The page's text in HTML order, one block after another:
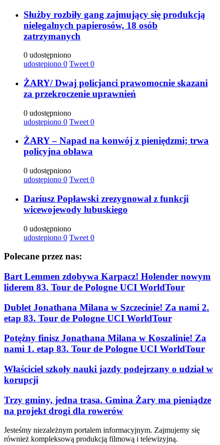
Służby rozbiły gang zajmujący się produkcją
nielegalnych papierosów, 18 osób
zatrzymanych
0 udostępniono
udostępiono 0 Tweet 0
ŻARY/ Dwaj policjanci prawomocnie skazani
za przekroczenie uprawnień
0 udostępniono
udostępiono 0 Tweet 0
ŻARY – Napad na konwój z pieniędzmi; trwa
policyjna obława
0 udostępniono
udostępiono 0 Tweet 0
Dariusz Popławski zrezygnował z funkcji
wicewojewody lubuskiego
0 udostępniono
udostępiono 0 Tweet 0
Polecane przez nas:
Bart Lemmen zdobywa Karpacz! Holender nowym
liderem 83. Tour de Pologne UCI WorldTour
Dublet Jonathana Milana w Szczecinie! Za nami 2.
etap 83. Tour de Pologne UCI WorldTour
Potężny finisz Jonathana Milana w Koszalinie! Za
nami 1. etap 83. Tour de Pologne UCI WorldTour
Właściciel szkoły nauki jazdy podejrzany o udział w
korupcji
Trzy gminy, jedna trasa. Gmina Żary ma pieniądze
na projekt drogi dla rowerów
Jesteśmy niezależnym portalem informacyjnym. Zajmujemy się
również kompleksową produkcją filmową i telewizyjną.